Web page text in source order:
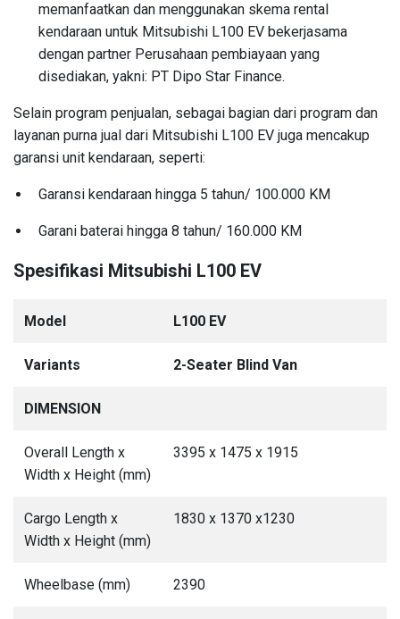
memanfaatkan dan menggunakan skema rental
kendaraan untuk Mitsubishi L100 EV bekerjasama
dengan partner Perusahaan pembiayaan yang
disediakan, yakni: PT Dipo Star Finance.
Selain program penjualan, sebagai bagian dari program dan
layanan purna jual dari Mitsubishi L100 EV juga mencakup
garansi unit kendaraan, seperti:
Garansi kendaraan hingga 5 tahun/ 100.000 KM
Garani baterai hingga 8 tahun/ 160.000 KM
Spesifikasi Mitsubishi L100 EV
Model L100 EV
Variants 2-Seater Blind Van
DIMENSION
Overall Length x
Width x Height (mm)
3395 x 1475 x 1915
Cargo Length x
Width x Height (mm)
1830 x 1370 x1230
Wheelbase (mm) 2390